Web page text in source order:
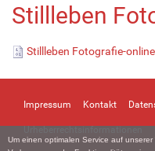
Um einen optimalen Service auf
Stillleben
Stillleben Fotografie-
Impressum Kontakt